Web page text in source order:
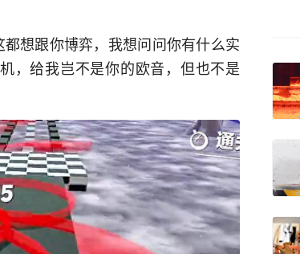
想跟你博弈，我想问问你有什么实
，给我岂不是你的欧音，但也不是